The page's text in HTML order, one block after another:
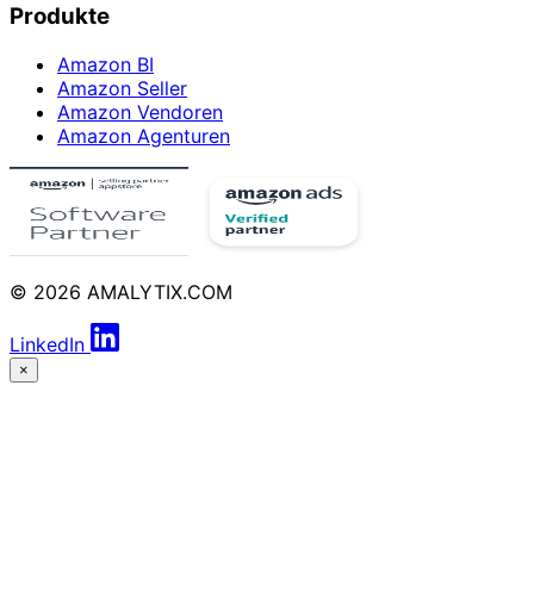
Produkte
Amazon BI
Amazon Seller
Amazon Vendoren
Amazon Agenturen
© 2026 AMALYTIX.COM
LinkedIn
×